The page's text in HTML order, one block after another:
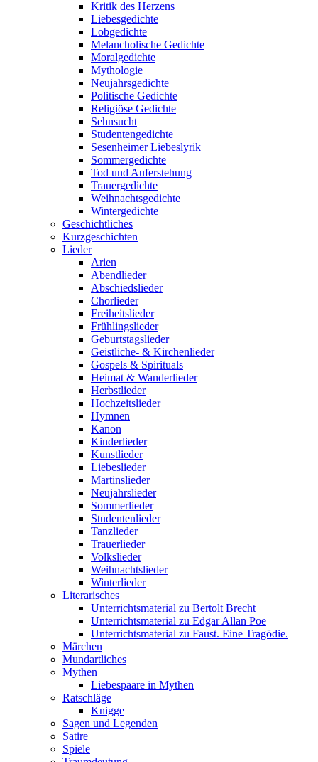
Kritik des Herzens
Liebesgedichte
Lobgedichte
Melancholische Gedichte
Moralgedichte
Mythologie
Neujahrsgedichte
Politische Gedichte
Religiöse Gedichte
Sehnsucht
Studentengedichte
Sesenheimer Liebeslyrik
Sommergedichte
Tod und Auferstehung
Trauergedichte
Weihnachtsgedichte
Wintergedichte
Geschichtliches
Kurzgeschichten
Lieder
Arien
Abendlieder
Abschiedslieder
Chorlieder
Freiheitslieder
Frühlingslieder
Geburtstagslieder
Geistliche- & Kirchenlieder
Gospels & Spirituals
Heimat & Wanderlieder
Herbstlieder
Hochzeitslieder
Hymnen
Kanon
Kinderlieder
Kunstlieder
Liebeslieder
Martinslieder
Neujahrslieder
Sommerlieder
Studentenlieder
Tanzlieder
Trauerlieder
Volkslieder
Weihnachtslieder
Winterlieder
Literarisches
Unterrichtsmaterial zu Bertolt Brecht
Unterrichtsmaterial zu Edgar Allan Poe
Unterrichtsmaterial zu Faust. Eine Tragödie.
Märchen
Mundartliches
Mythen
Liebespaare in Mythen
Ratschläge
Knigge
Sagen und Legenden
Satire
Spiele